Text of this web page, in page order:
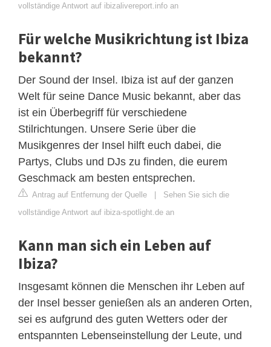
vollständige Antwort auf ibizalivereport.info an
Für welche Musikrichtung ist Ibiza
bekannt?
Der Sound der Insel. Ibiza ist auf der ganzen
Welt für seine Dance Music bekannt, aber das
ist ein Überbegriff für verschiedene
Stilrichtungen. Unsere Serie über die
Musikgenres der Insel hilft euch dabei, die
Partys, Clubs und DJs zu finden, die eurem
Geschmack am besten entsprechen.
Antrag auf Entfernung der Quelle | Sehen Sie sich die
vollständige Antwort auf ibiza-spotlight.de an
Kann man sich ein Leben auf
Ibiza?
Insgesamt können die Menschen ihr Leben auf
der Insel besser genießen als an anderen Orten,
sei es aufgrund des guten Wetters oder der
entspannten Lebenseinstellung der Leute, und